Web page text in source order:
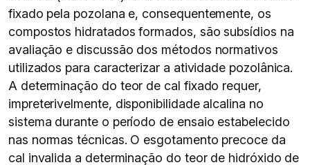
fixado pela pozolana e, consequentemente, os
compostos hidratados formados, são subsídios na
avaliação e discussão dos métodos normativos
utilizados para caracterizar a atividade pozolânica.
A determinação do teor de cal fixado requer,
impreterivelmente, disponibilidade alcalina no
sistema durante o período de ensaio estabelecido
nas normas técnicas. O esgotamento precoce da
cal invalida a determinação do teor de hidróxido de